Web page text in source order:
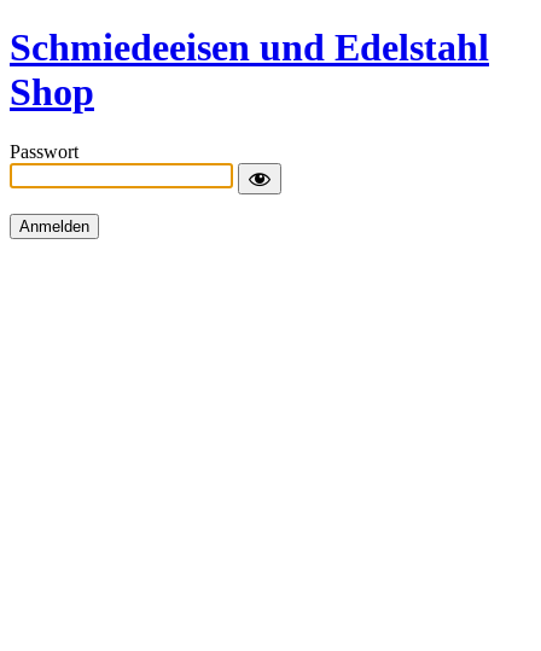
Schmiedeeisen und Edelstahl
Shop
Passwort